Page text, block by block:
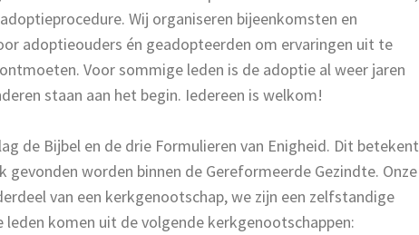
Wij organiseren bijeenkomsten en
adoptieouders én geadopteerden om ervaringen uit te
Voor sommige leden is de adoptie al weer jaren
staan aan het begin. Iedereen is welkom!
de Bijbel en de drie Formu­lieren van Enigheid. Dit betekent
gevonden worden binnen de Gerefor­meerde Gezindte. Onze
van een kerkgenootschap, we zijn een zelfstandige
leden komen uit de volgende kerkgenootschappen: